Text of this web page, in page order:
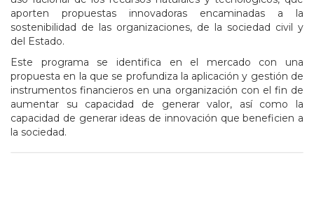
aporten propuestas innovadoras encaminadas a la
sostenibilidad de las organizaciones, de la sociedad civil y
del Estado.
Este programa se identifica en el mercado con una
propuesta en la que se profundiza la aplicación y gestión de
instrumentos financieros en una organización con el fin de
aumentar su capacidad de generar valor, así como la
capacidad de generar ideas de innovación que beneficien a
la sociedad.